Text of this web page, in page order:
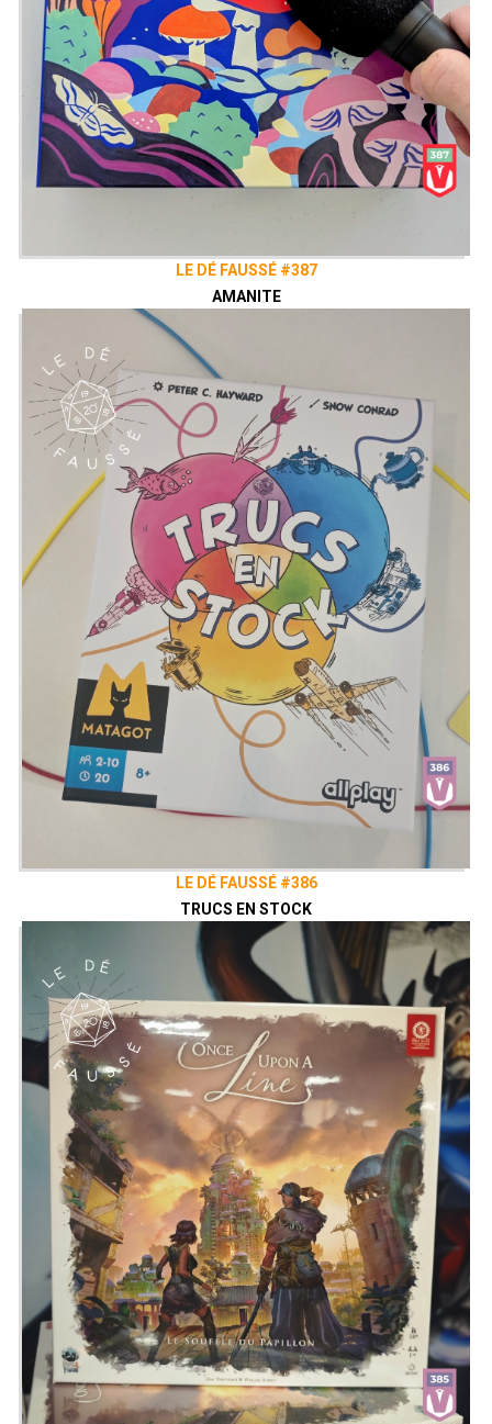
LE DÉ FAUSSÉ #387
AMANITE
LE DÉ FAUSSÉ #386
TRUCS EN STOCK